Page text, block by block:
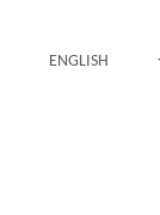
ENGLISH